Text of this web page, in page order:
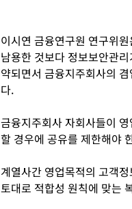
이시연 금융연구원 연구위
남용한 것보다 정보보안관
약되면서 금융지주회사의
다.
금융지주회사 자회사들이
할 경우에 공유를 제한해야
계열사간 영업목적의 고객
토대로 적합성 원칙에 맞는